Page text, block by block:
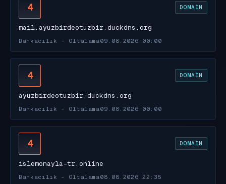
4 DOMAIN
mail.ayuzbirdeotuzbir.duckdns.org
Bankacılık - Oltalama 09.08.2026 00:00
4 DOMAIN
ayuzbirdeotuzbir.duckdns.org
Bankacılık - Oltalama 09.08.2026 00:00
4 DOMAIN
islemonayla-tr.online
Bankacılık - Oltalama 08.08.2026 22:35